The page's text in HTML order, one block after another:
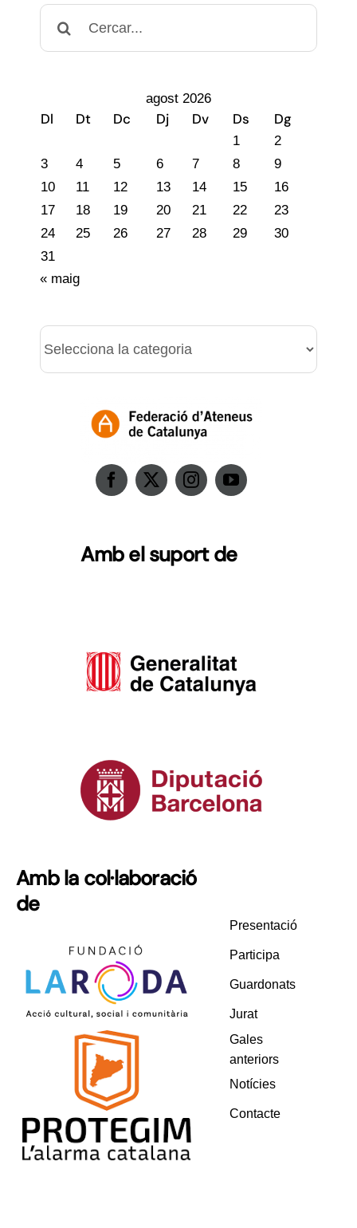
Cerca
agost 2026
Dl Dt Dc Dj Dv Ds Dg
1
2
3
4 5 6 7 8
9
10
11 12 13 14 15
16
17
18 19 20 21 22
23
24
25 26 27 28 29
30
31
« maig
Categories
Presentació
Participa
Guardonats
Jurat
Gales
anteriors
Notícies
Contacte
Amb el suport de
Amb la col·laboració
de